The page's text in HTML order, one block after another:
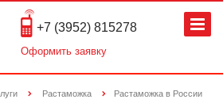
+7 (3952) 815278
Оформить заявку
Растаможка Растаможка в России